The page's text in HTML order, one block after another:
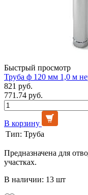
Быстрый просмотр
Труба ф 120 мм 1,0 м
821 руб.
771.74 руб.
В корзину
Тип: Труба
Предназначена для
участках.
В наличии: 13 шт